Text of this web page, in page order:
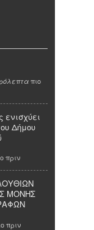
πιο
Δήμου
πριν
ΜΟΝΗΣ
πριν